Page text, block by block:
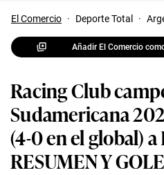
El Comercio · Deporte Total ·
Añadir El Comercio
Racing Club
Sudamericana
(4-0 en el global)
RESUMEN Y